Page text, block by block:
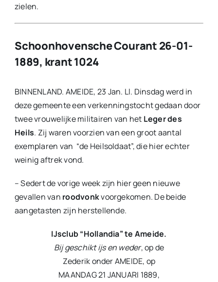
zielen.
Schoonhovensche Courant 26-01-
1889, krant 1024
BINNENLAND. AMEIDE, 23 Jan. Ll. Dinsdag werd in
deze gemeente een verkenningstocht gedaan door
twee vrouwelijke militairen van het Leger des
Heils. Zij waren voorzien van een groot aantal
exemplaren van “de Heilsoldaat”, die hier echter
weinig aftrek vond.
– Sedert de vorige week zijn hier geen nieuwe
gevallen van roodvonkvoorgekomen. De beide
aangetasten zijn herstellende.
IJsclub “Hollandia” te Ameide.
Bij geschikt ijs en weder, op de
Zederik onder AMEIDE, op
MAANDAG 21 JANUARI 1889,